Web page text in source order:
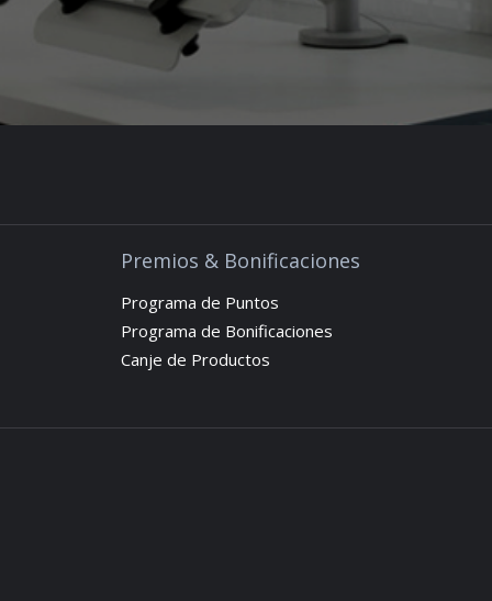
Premios & Bonificaciones
Programa de Puntos
Programa de Bonificaciones
Canje de Productos